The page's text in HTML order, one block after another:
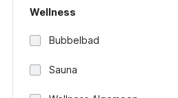
Wellness
Bubbelbad
Sauna